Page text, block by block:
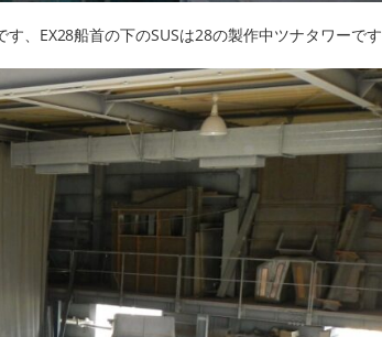
、EX28船首の下のSUSは28の製作中ツナタワーです